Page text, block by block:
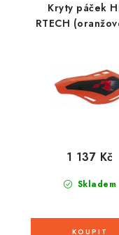
Kryty páček
RTECH
Skladem
1 137 Kč